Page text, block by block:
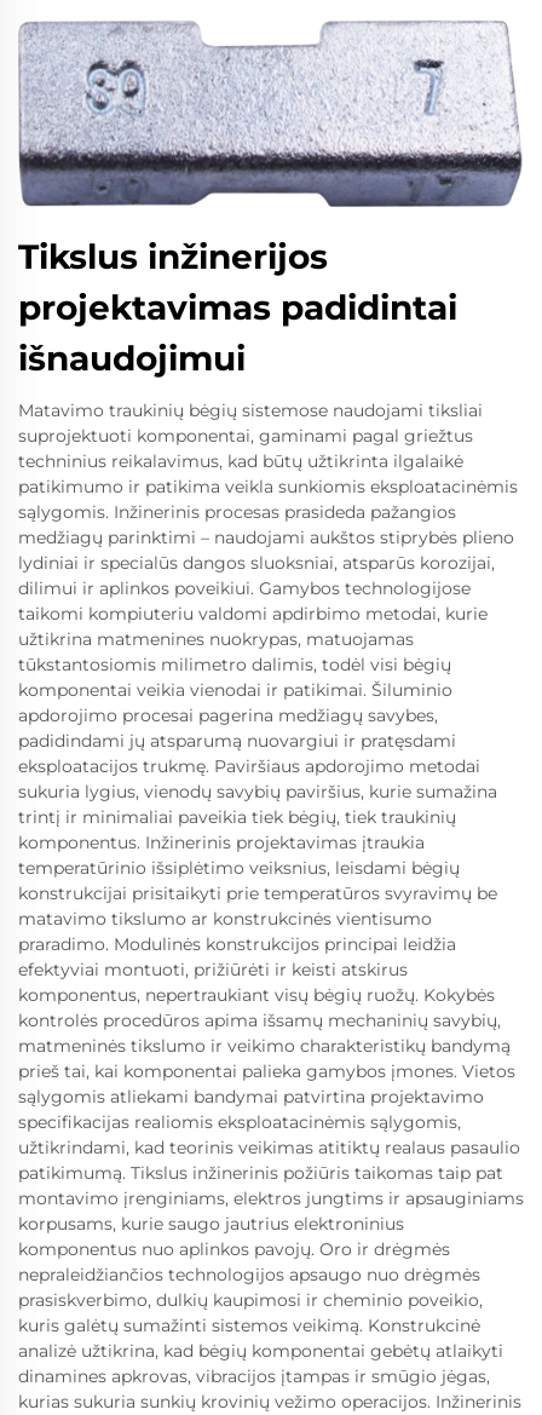
Tikslus inžinerijos
projektavimas padidintai
išnaudojimui
Matavimo traukinių bėgių sistemose naudojami tiksliai
suprojektuoti komponentai, gaminami pagal griežtus
techninius reikalavimus, kad būtų užtikrinta ilgalaikė
patikimumo ir patikima veikla sunkiomis eksploatacinėmis
sąlygomis. Inžinerinis procesas prasideda pažangios
medžiagų parinktimi – naudojami aukštos stiprybės plieno
lydiniai ir specialūs dangos sluoksniai, atsparūs korozijai,
dilimui ir aplinkos poveikiui. Gamybos technologijose
taikomi kompiuteriu valdomi apdirbimo metodai, kurie
užtikrina matmenines nuokrypas, matuojamas
tūkstantosiomis milimetro dalimis, todėl visi bėgių
komponentai veikia vienodai ir patikimai. Šiluminio
apdorojimo procesai pagerina medžiagų savybes,
padidindami jų atsparumą nuovargiui ir pratęsdami
eksploatacijos trukmę. Paviršiaus apdorojimo metodai
sukuria lygius, vienodų savybių paviršius, kurie sumažina
trintį ir minimaliai paveikia tiek bėgių, tiek traukinių
komponentus. Inžinerinis projektavimas įtraukia
temperatūrinio išsiplėtimo veiksnius, leisdami bėgių
konstrukcijai prisitaikyti prie temperatūros svyravimų be
matavimo tikslumo ar konstrukcinės vientisumo
praradimo. Modulinės konstrukcijos principai leidžia
efektyviai montuoti, prižiūrėti ir keisti atskirus
komponentus, nepertraukiant visų bėgių ruožų. Kokybės
kontrolės procedūros apima išsamų mechaninių savybių,
matmeninės tikslumo ir veikimo charakteristikų bandymą
prieš tai, kai komponentai palieka gamybos įmones. Vietos
sąlygomis atliekami bandymai patvirtina projektavimo
specifikacijas realiomis eksploatacinėmis sąlygomis,
užtikrindami, kad teorinis veikimas atitiktų realaus pasaulio
patikimumą. Tikslus inžinerinis požiūris taikomas taip pat
montavimo įrenginiams, elektros jungtims ir apsauginiams
korpusams, kurie saugo jautrius elektroninius
komponentus nuo aplinkos pavojų. Oro ir drėgmės
nepraleidžiančios technologijos apsaugo nuo drėgmės
prasiskverbimo, dulkių kaupimosi ir cheminio poveikio,
kuris galėtų sumažinti sistemos veikimą. Konstrukcinė
analizė užtikrina, kad bėgių komponentai gebėtų atlaikyti
dinamines apkrovas, vibracijos įtampas ir smūgio jėgas,
kurias sukuria sunkių krovinių vežimo operacijos. Inžinerinis